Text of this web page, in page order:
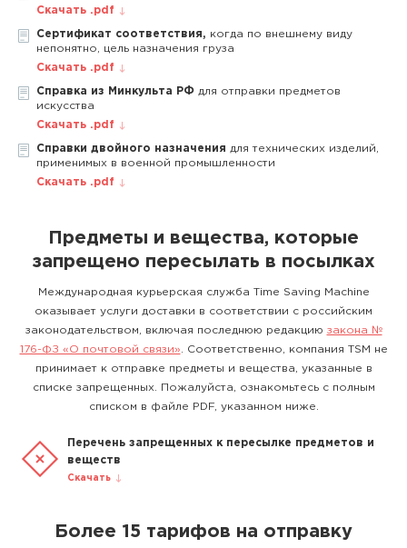
Скачать .pdf
Сертификат соответствия, когда по внешнему виду
непонятно, цель назначения груза
Скачать .pdf
Справка из Минкульта РФ для отправки предметов
искусства
Скачать .pdf
Справки двойного назначения для технических изделий,
применимых в военной промышленности
Скачать .pdf
Предметы и вещества, которые
запрещено пересылать в посылках
Международная курьерская служба Time Saving Machine
оказывает услуги доставки в соответствии с российским
законодательством, включая последнюю редакцию закона №
176-ФЗ «О почтовой связи» . Соответственно, компания TSM не
принимает к отправке предметы и вещества, указанные в
списке запрещенных. Пожалуйста, ознакомьтесь с полным
списком в файле PDF, указанном ниже.
Перечень запрещенных к пересылке предметов и
веществ
Скачать
Более 15 тарифов на отправку